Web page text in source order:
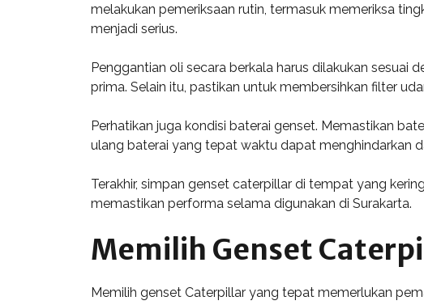
melakukan pemeriksaan rutin, termasuk memeriksa
menjadi serius.
Penggantian oli secara berkala harus dilakukan sesuai
prima. Selain itu, pastikan untuk membersihkan filter
Perhatikan juga kondisi baterai genset. Memastikan
ulang baterai yang tepat waktu dapat menghindarkan
Terakhir, simpan genset caterpillar di tempat yang
memastikan performa selama digunakan di Surakarta.
Memilih Genset
Memilih genset Caterpillar yang tepat memerlukan